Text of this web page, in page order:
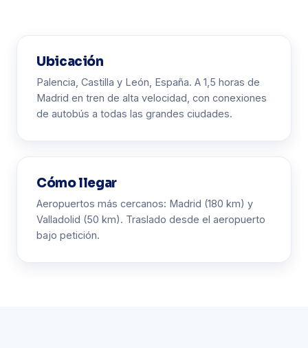
Ubicación
Palencia, Castilla y León, España. A 1,5 horas de
Madrid en tren de alta velocidad, con conexiones
de autobús a todas las grandes ciudades.
Cómo llegar
Aeropuertos más cercanos: Madrid (180 km) y
Valladolid (50 km). Traslado desde el aeropuerto
bajo petición.